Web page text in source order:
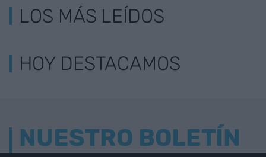
LOS MÁS LEÍDOS
HOY DESTACAMOS
NUESTRO BOLETÍN